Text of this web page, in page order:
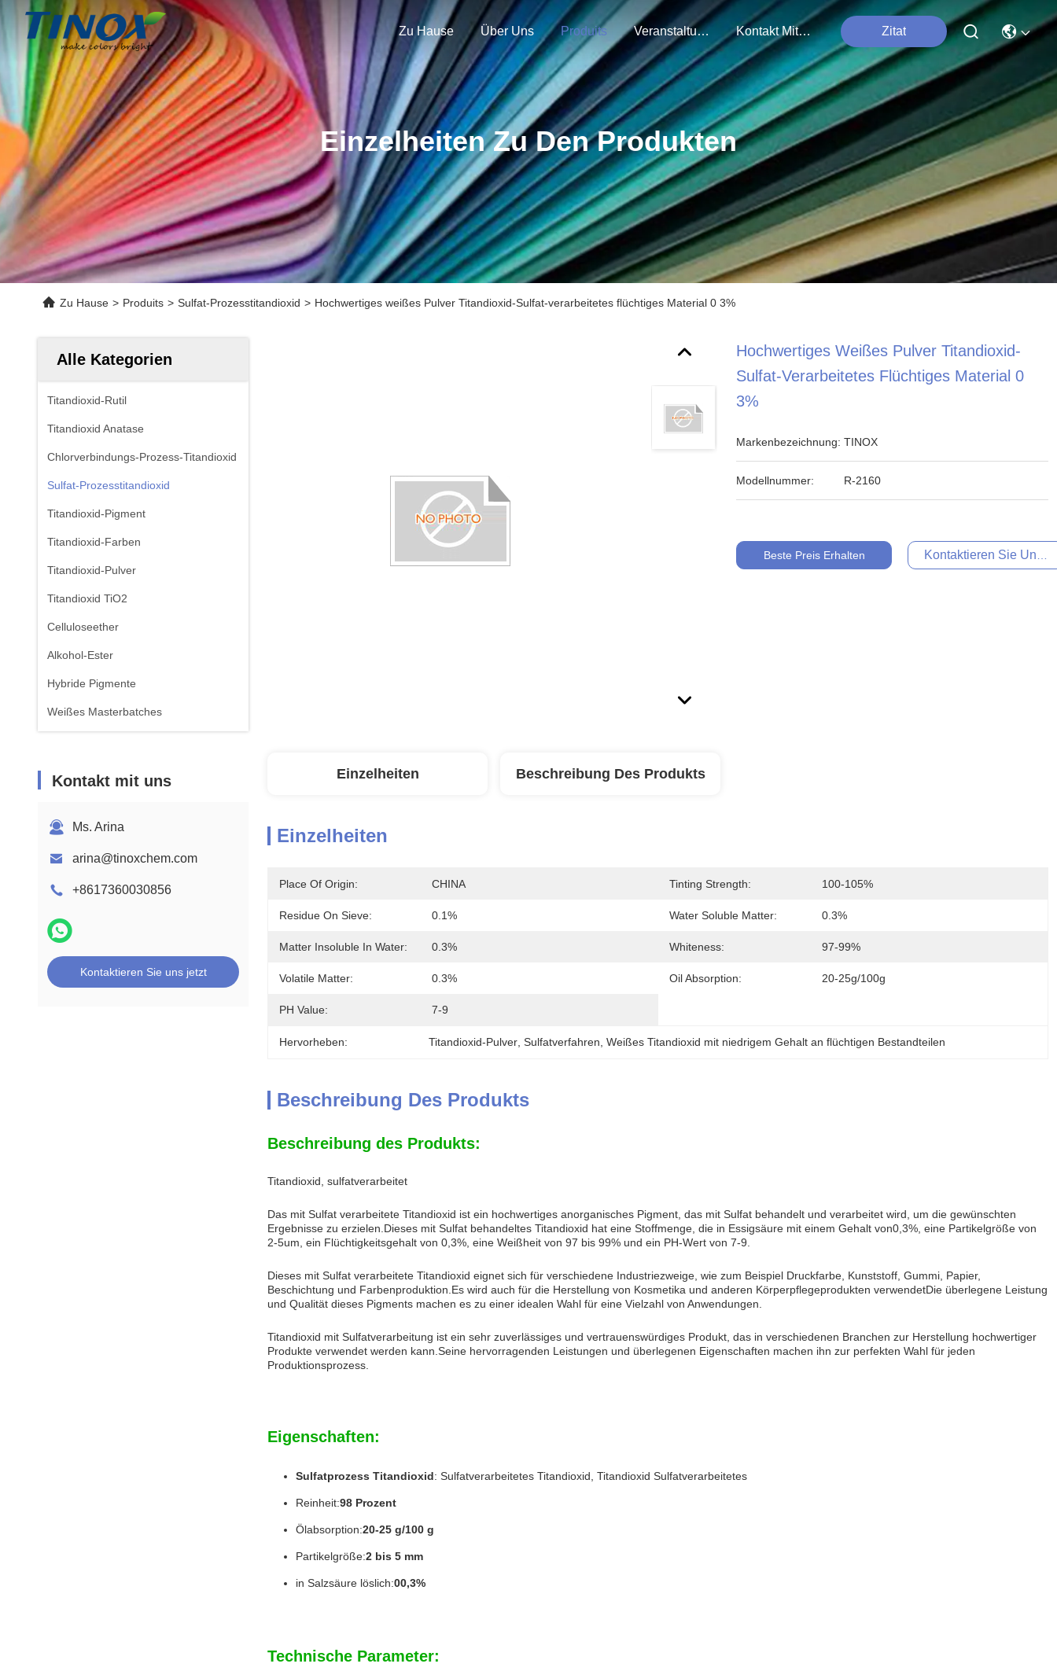
Zu Hause Über Uns Produits Veranstaltungen Kontakt Mit Uns Zitat
Einzelheiten Zu Den Produkten
Zu Hause > Produits > Sulfat-Prozesstitandioxid > Hochwertiges weißes Pulver Titandioxid-Sulfat-verarbeitetes flüchtiges Material 0 3%
Alle Kategorien
Titandioxid-Rutil
Titandioxid Anatase
Chlorverbindungs-Prozess-Titandioxid
Sulfat-Prozesstitandioxid
Titandioxid-Pigment
Titandioxid-Farben
Titandioxid-Pulver
Titandioxid TiO2
Celluloseether
Alkohol-Ester
Hybride Pigmente
Weißes Masterbatches
Kontakt mit uns
Ms. Arina
arina@tinoxchem.com
+8617360030856
Kontaktieren Sie uns jetzt
Hochwertiges Weißes Pulver Titandioxid-
Sulfat-Verarbeitetes Flüchtiges Material 0
3%
Markenbezeichnung: TINOX
Modellnummer: R-2160
Beste Preis Erhalten Kontaktieren Sie Uns
Einzelheiten Beschreibung Des Produkts
Einzelheiten
Place Of Origin: CHINA Tinting Strength: 100-105%
Residue On Sieve: 0.1% Water Soluble Matter: 0.3%
Matter Insoluble In Water: 0.3% Whiteness: 97-99%
Volatile Matter: 0.3% Oil Absorption: 20-25g/100g
PH Value: 7-9
Hervorheben: Titandioxid-Pulver, Sulfatverfahren Weißes Titandioxid mit niedrigem Gehalt an flüchtigen Bestandteilen
Beschreibung Des Produkts
Beschreibung des Produkts:
Titandioxid, sulfatverarbeitet
Das mit Sulfat verarbeitete Titandioxid ist ein hochwertiges anorganisches Pigment, das mit Sulfat behandelt und verarbeitet wird, um die gewünschten
Ergebnisse zu erzielen.Dieses mit Sulfat behandeltes Titandioxid hat eine Stoffmenge, die in Essigsäure mit einem Gehalt von0,3%, eine Partikelgröße von
2-5um, ein Flüchtigkeitsgehalt von 0,3%, eine Weißheit von 97 bis 99% und ein PH-Wert von 7-9.
Dieses mit Sulfat verarbeitete Titandioxid eignet sich für verschiedene Industriezweige, wie zum Beispiel Druckfarbe, Kunststoff, Gummi, Papier,
Beschichtung und Farbenproduktion.Es wird auch für die Herstellung von Kosmetika und anderen Körperpflegeprodukten verwendetDie überlegene Leistung
und Qualität dieses Pigments machen es zu einer idealen Wahl für eine Vielzahl von Anwendungen.
Titandioxid mit Sulfatverarbeitung ist ein sehr zuverlässiges und vertrauenswürdiges Produkt, das in verschiedenen Branchen zur Herstellung hochwertiger
Produkte verwendet werden kann.Seine hervorragenden Leistungen und überlegenen Eigenschaften machen ihn zur perfekten Wahl für jeden
Produktionsprozess.
Eigenschaften:
Sulfatprozess Titandioxid: Sulfatverarbeitetes Titandioxid, Titandioxid Sulfatverarbeitetes
Reinheit:98 Prozent
Ölabsorption:20-25 g/100 g
Partikelgröße:2 bis 5 mm
in Salzsäure löslich:00,3%
Technische Parameter: